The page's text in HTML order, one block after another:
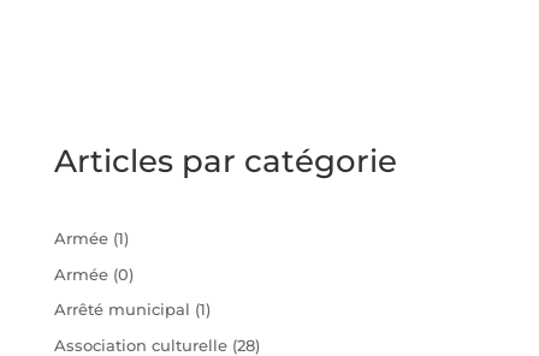
Articles par catégorie
Armée(1)
Armée(0)
Arrêté municipal (1)
Association culturelle(28)